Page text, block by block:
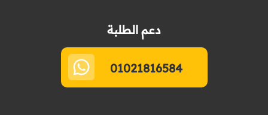
دعم الطلبة
01021816584